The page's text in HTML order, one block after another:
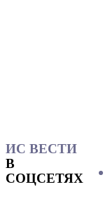
ИС ВЕСТИ
В
СОЦСЕТЯХ